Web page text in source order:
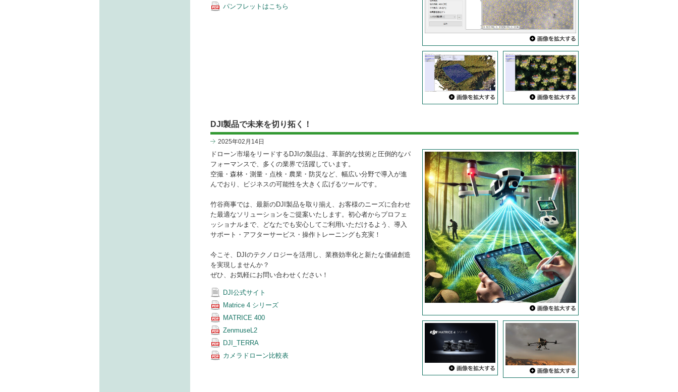
パンフレットはこちら
DJI製品で未来を切り拓く！
2025年02月14日
ドローン市場をリードするDJIの製品は、革新的な技術と圧倒的なパ
フォーマンスで、多くの業界で活躍しています。
空撮・森林・測量・点検・農業・防災など、幅広い分野で導入が進
んでおり、ビジネスの可能性を大きく広げるツールです。
竹谷商事では、最新のDJI製品を取り揃え、お客様のニーズに合わせ
た最適なソリューションをご提案いたします。初心者からプロフェ
ッショナルまで、どなたでも安心してご利用いただけるよう、導入
サポート・アフターサービス・操作トレーニングも充実！
今こそ、DJIのテクノロジーを活用し、業務効率化と新たな価値創造
を実現しませんか？
ぜひ、お気軽にお問い合わせください！
DJI公式サイト
Matrice 4 シリーズ
MATRICE 400
ZenmuseL2
DJI_TERRA
カメラドローン比較表